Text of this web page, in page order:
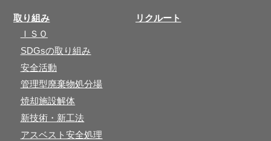
取り組み
ＩＳＯ
SDGsの取り組み
安全活動
管理型廃棄物処分場
焼却施設解体
新技術・新工法
アスベスト安全処理
リクルート